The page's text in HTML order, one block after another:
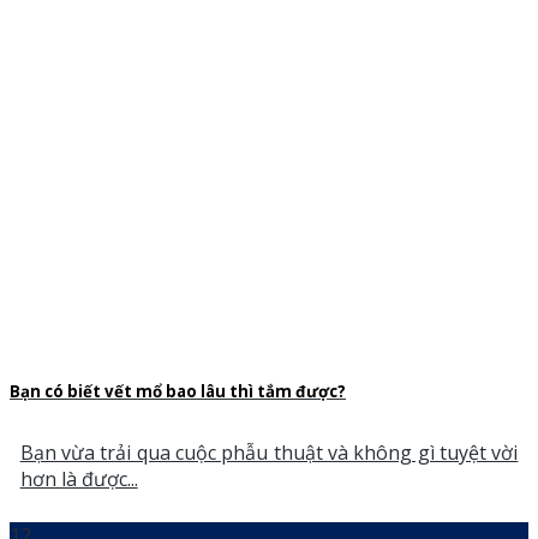
Bạn có biết vết mổ bao lâu thì tắm được?
Bạn vừa trải qua cuộc phẫu thuật và không gì tuyệt vời
hơn là được...